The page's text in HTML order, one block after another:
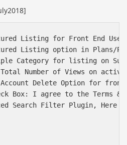
Listing for Front End
Listing option in Plans/
Category for listing on
Total Number of Views on
Account Delete Option for
Box: I agree to the Terms
Search Filter Plugin, Here